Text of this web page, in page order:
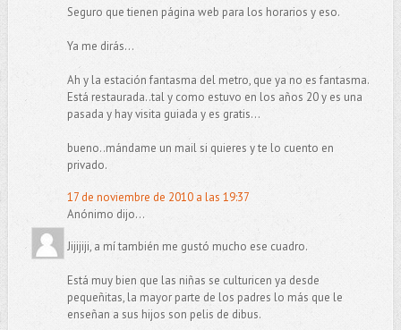
Seguro que tienen página web para los horarios y eso.
Ya me dirás...
Ah y la estación fantasma del metro, que ya no es fantasma.
Está restaurada..tal y como estuvo en los años 20 y es una
pasada y hay visita guiada y es gratis...
bueno..mándame un mail si quieres y te lo cuento en
privado.
17 de noviembre de 2010 a las 19:37
Anónimo dijo...
Jijijiji, a mí también me gustó mucho ese cuadro.
Está muy bien que las niñas se culturicen ya desde
pequeñitas, la mayor parte de los padres lo más que le
enseñan a sus hijos son pelis de dibus.